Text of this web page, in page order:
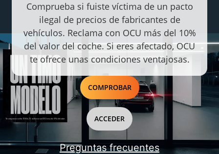
Comprueba si fuiste víctima de un pacto
ilegal de precios de fabricantes de
vehículos. Reclama con OCU más del 10%
del valor del coche. Si eres afectado, OCU
te ofrece unas condiciones ventajosas.
COMPROBAR
ACCEDER
Preguntas frecuentes